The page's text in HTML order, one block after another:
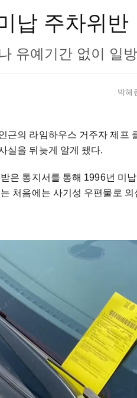
납 주차위반
유예기간 없이 일
박해
근의 라임하우스 거주자 제프
실을 뒤늦게 알게 됐다.
은 통지서를 통해 1996년 미
처음에는 사기성 우편물로